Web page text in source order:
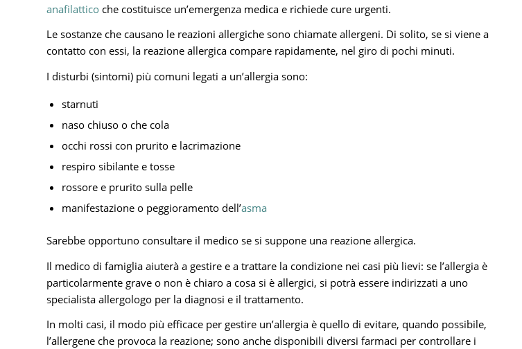
anafilattico che costituisce un’emergenza medica e richiede cure urgenti.
Le sostanze che causano le reazioni allergiche sono chiamate allergeni. Di solito, se si viene a
contatto con essi, la reazione allergica compare rapidamente, nel giro di pochi minuti.
I disturbi (sintomi) più comuni legati a un’allergia sono:
starnuti
naso chiuso o che cola
occhi rossi con prurito e lacrimazione
respiro sibilante e tosse
rossore e prurito sulla pelle
manifestazione o peggioramento dell’asma
Sarebbe opportuno consultare il medico se si suppone una reazione allergica.
Il medico di famiglia aiuterà a gestire e a trattare la condizione nei casi più lievi: se l’allergia è
particolarmente grave o non è chiaro a cosa si è allergici, si potrà essere indirizzati a uno
specialista allergologo per la diagnosi e il trattamento.
In molti casi, il modo più efficace per gestire un’allergia è quello di evitare, quando possibile,
l’allergene che provoca la reazione; sono anche disponibili diversi farmaci per controllare i